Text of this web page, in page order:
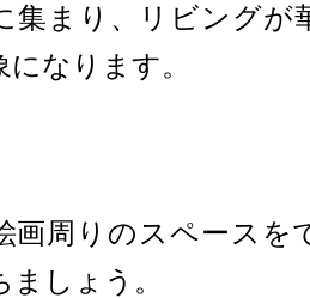
集まり、リビングが
なります。
画周りのスペースを
しょう。